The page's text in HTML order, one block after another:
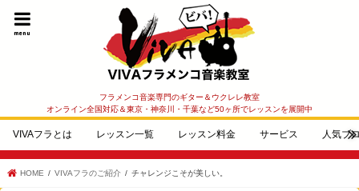
フラメンコ音楽専門のギター＆ウクレレ教室
オンライン全国対応＆東京・神奈川・千葉など50ヶ所でレッスンを展開中
menu
VIVAフラとは レッスン一覧 レッスン料金 サービス 人気ブ
HOME VIVAフラのご紹介 チャレンジこそが美しい。